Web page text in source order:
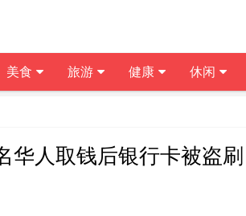
华人取钱后银行卡被盗刷
美食 旅游 健康 休闲